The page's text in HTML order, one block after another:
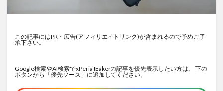
この記事にはPR・広告(アフィリエイトリンク)が含まれるので予めご了
承下さい。
Google検索やAI検索でxPeria IEakerの記事を優先表示したい方は、 下の
ボタンから「優先ソース」に追加してください。